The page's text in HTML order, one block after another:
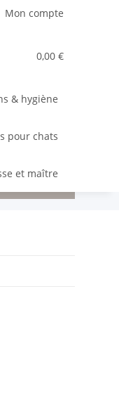
Mon compte
0,00 €
& hygiène
pour chats
et maître